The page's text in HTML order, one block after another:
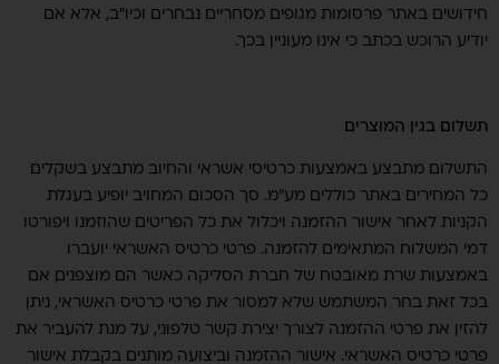
חידושים באתר פרסומות מגופים מסחריים נבחרים וכיו"ב, אלא אם
יודיע הרוכש בכתב כי אינו מעוניין בכך.
תשלום בגין המוצרים
התשלום מתבצע באמצעות כרטיסי אשראי והחיוב מתבצע בשקלים.
כל המחירים באתר כוללים מע"מ. סך הסכום המחויב יופיע בעגלת
הקניות לאחר אישור ההזמנה ויכלול את כל הפריטים שהוזמנו ויפורטו
דמי המשלוח המתאימים להזמנה. פרטי כרטיס האשראי יועברו
באמצעות שרת מאובטח של חברת הסליקה כאשר הם מוצפנים, אם
בכל זאת בחר המשתמש שלא למסור את פרטי כרטיס האשראי, ניתן
להזין את פרטי ההזמנה לצורך יצירת קשר טלפוני, על מנת להעביר את
פרטי כרטיס האשראי. אישור ההזמנה וביצועה מותנים בקבלת אישור